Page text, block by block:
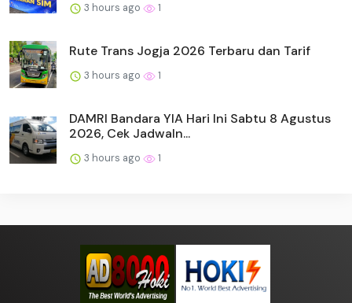
3 hours ago 1
Rute Trans Jogja 2026 Terbaru dan Tarif
3 hours ago 1
DAMRI Bandara YIA Hari Ini Sabtu 8 Agustus
2026, Cek Jadwaln...
3 hours ago 1